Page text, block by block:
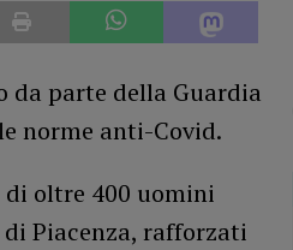
parte della Guardia
norme anti-Covid.
di oltre 400 uomini
Piacenza, rafforzati